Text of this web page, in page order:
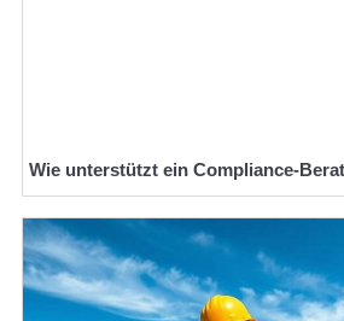
Wie unterstützt ein Compliance-